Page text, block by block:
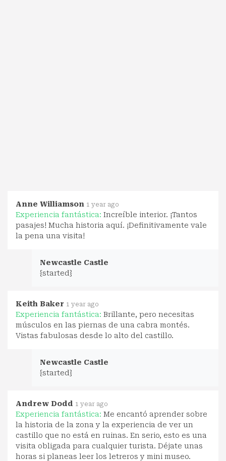
Anne Williamson 1 year ago
Experiencia fantástica: Increíble interior. ¡Tantos
pasajes! Mucha historia aquí. ¡Definitivamente vale
la pena una visita!
Newcastle Castle
{started}
Keith Baker 1 year ago
Experiencia fantástica: Brillante, pero necesitas
músculos en las piernas de una cabra montés.
Vistas fabulosas desde lo alto del castillo.
Newcastle Castle
{started}
Andrew Dodd 1 year ago
Experiencia fantástica: Me encantó aprender sobre
la historia de la zona y la experiencia de ver un
castillo que no está en ruinas. En serio, esto es una
visita obligada para cualquier turista. Déjate unas
horas si planeas leer los letreros y mini museo.